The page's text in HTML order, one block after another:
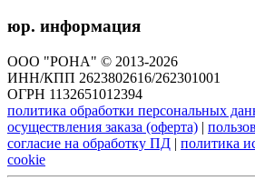
юр. информация
ООО "РОНА" © 2013-2026
ИНН/КПП 2623802616/262301001
ОГРН 1132651012394
политика обработки персональных
осуществления заказа (оферта) |
согласие на обработку ПД | политика
cookie